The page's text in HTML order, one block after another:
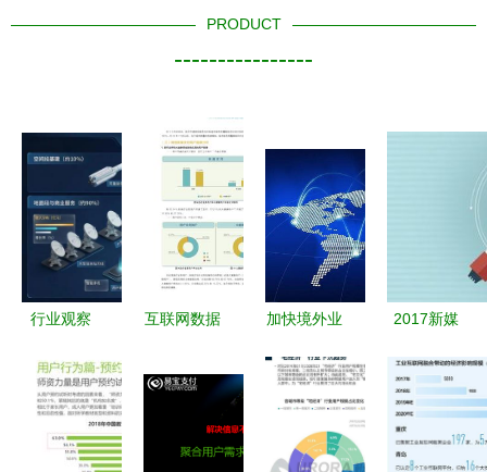
PRODUCT
----------------
行业观察
产业收入
90%竟然在
这里？
互联网数据
加快境外业
行将在这些
力 互联网
2017新媒
机遇 掘金
互联网数据
服务蓝海